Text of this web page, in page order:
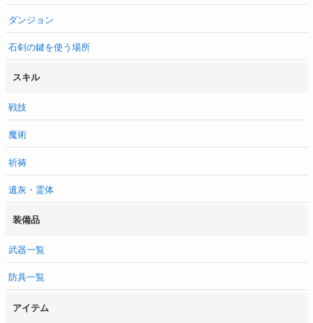
ダンジョン
石剣の鍵を使う場所
スキル
戦技
魔術
祈祷
遺灰・霊体
装備品
武器一覧
防具一覧
アイテム